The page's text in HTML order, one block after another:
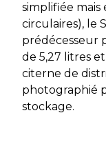
simplifiée mais
circulaires), le
prédécesseur
de 5,27 litres
citerne de
photographié
stockage.